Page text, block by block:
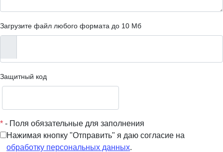
Загрузите файл любого формата до 10 Мб
Защитный код
* - Поля обязательные для заполнения
Нажимая кнопку "Отправить" я даю согласие на
обработку персональных данных.